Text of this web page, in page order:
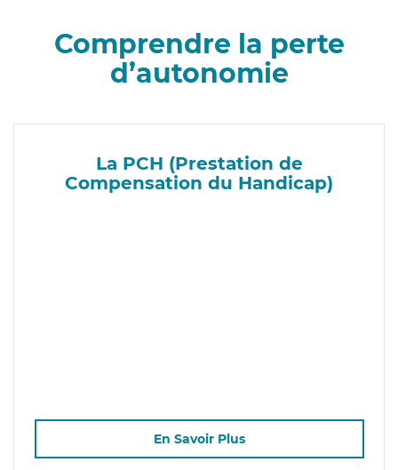
Comprendre la perte
d’autonomie
La PCH (Prestation de
Compensation du Handicap)
En Savoir Plus